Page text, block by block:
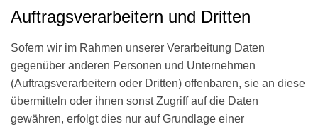
Auftragsverarbeitern und Dritten
Sofern wir im Rahmen unserer Verarbeitung Daten
gegenüber anderen Personen und Unternehmen
(Auftragsverarbeitern oder Dritten) offenbaren, sie an diese
übermitteln oder ihnen sonst Zugriff auf die Daten
gewähren, erfolgt dies nur auf Grundlage einer